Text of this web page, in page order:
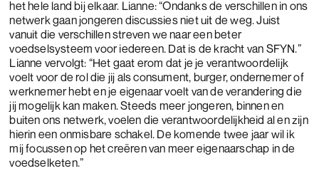
het hele land bij elkaar. Lianne: “Ondanks de verschillen in ons
netwerk gaan jongeren discussies niet uit de weg. Juist
vanuit die verschillen streven we naar een beter
voedselsysteem voor iedereen. Dat is de kracht van SFYN.”
Lianne vervolgt: “Het gaat erom dat je je verantwoordelijk
voelt voor de rol die jij als consument, burger, ondernemer of
werknemer hebt en je eigenaar voelt van de verandering die
jij mogelijk kan maken. Steeds meer jongeren, binnen en
buiten ons netwerk, voelen die verantwoordelijkheid al en zijn
hierin een onmisbare schakel. De komende twee jaar wil ik
mij focussen op het creëren van meer eigenaarschap in de
voedselketen.”